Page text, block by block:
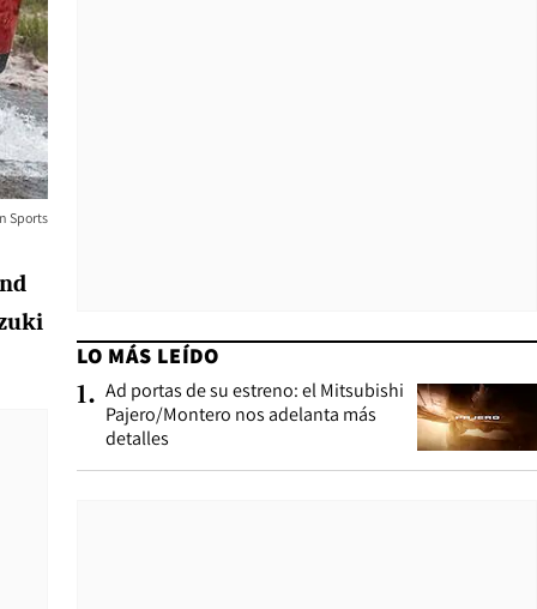
Sports
LO MÁS LEÍDO
1. Ad portas de su estreno: el Mitsubishi
Pajero/Montero nos adelanta más
detalles